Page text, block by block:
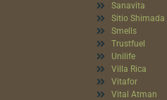
Sanavita
Sitio Shimada
Smells
Trustfuel
Unilife
Villa Rica
Vitafor
Vital Atman